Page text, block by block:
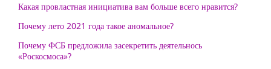
Какая провластная инициатива вам больше всего нравится?
Почему лето 2021 года такое аномальное?
Почему ФСБ предложила засекретить деятельнось
«Роскосмоса»?